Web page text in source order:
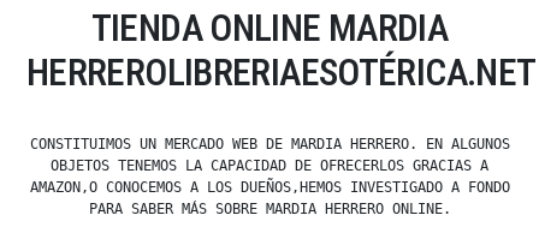
TIENDA ONLINE MARDIA
HERREROLIBRERIAESOTÉRICA.NET
CONSTITUIMOS UN MERCADO WEB DE MARDIA HERRERO. EN ALGUNOS
OBJETOS TENEMOS LA CAPACIDAD DE OFRECERLOS GRACIAS A
AMAZON,O CONOCEMOS A LOS DUEÑOS,HEMOS INVESTIGADO A FONDO
PARA SABER MÁS SOBRE MARDIA HERRERO ONLINE.